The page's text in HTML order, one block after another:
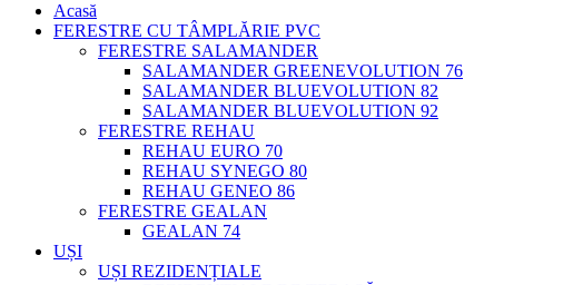
Acasă
FERESTRE CU TÂMPLĂRIE PVC
FERESTRE SALAMANDER
SALAMANDER GREENEVOLUTION 76
SALAMANDER BLUEVOLUTION 82
SALAMANDER BLUEVOLUTION 92
FERESTRE REHAU
REHAU EURO 70
REHAU SYNEGO 80
REHAU GENEO 86
FERESTRE GEALAN
GEALAN 74
UȘI
UȘI REZIDENȚIALE